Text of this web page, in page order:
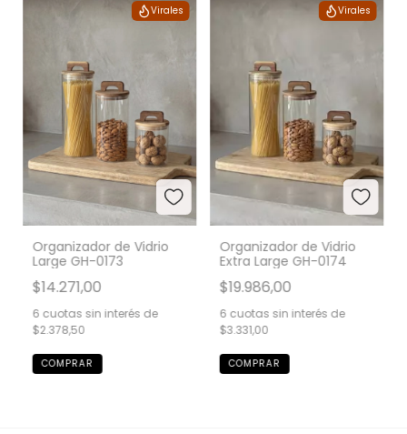
Virales
Organizador de Vidrio
Large GH-0173
$14.271,00
6 cuotas sin interés de
$2.378,50
Virales
Organizador de Vidrio
Extra Large GH-0174
$19.986,00
6 cuotas sin interés de
$3.331,00